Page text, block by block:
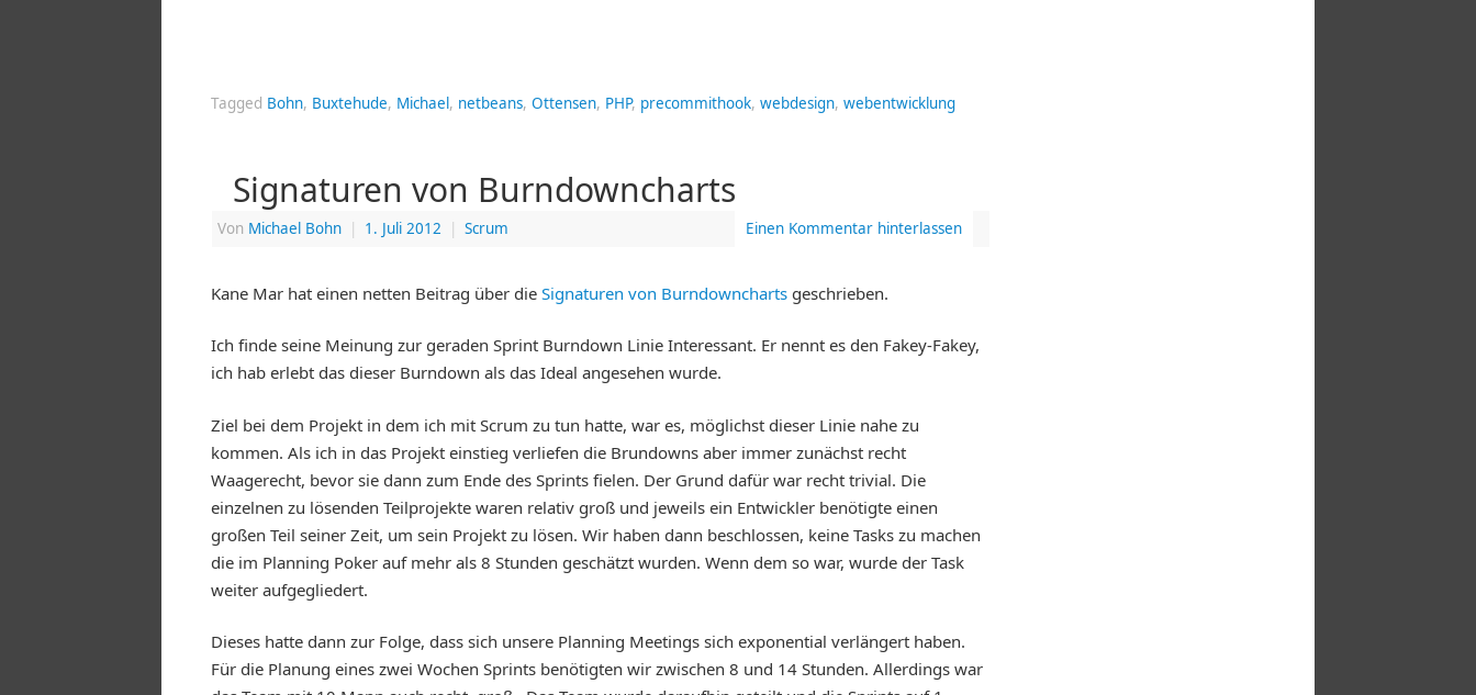
Tagged Bohn, Buxtehude, Michael, netbeans, Ottensen, PHP, precommithook, webdesign, webentwicklung
Signaturen von Burndowncharts
Von Michael Bohn | 1. Juli 2012 | Scrum Einen Kommentar hinterlassen
Kane Mar hat einen netten Beitrag über die Signaturen von Burndowncharts geschrieben.
Ich finde seine Meinung zur geraden Sprint Burndown Linie Interessant. Er nennt es den Fakey-Fakey,
ich hab erlebt das dieser Burndown als das Ideal angesehen wurde.
Ziel bei dem Projekt in dem ich mit Scrum zu tun hatte, war es, möglichst dieser Linie nahe zu
kommen. Als ich in das Projekt einstieg verliefen die Brundowns aber immer zunächst recht
Waagerecht, bevor sie dann zum Ende des Sprints fielen. Der Grund dafür war recht trivial. Die
einzelnen zu lösenden Teilprojekte waren relativ groß und jeweils ein Entwickler benötigte einen
großen Teil seiner Zeit, um sein Projekt zu lösen. Wir haben dann beschlossen, keine Tasks zu machen
die im Planning Poker auf mehr als 8 Stunden geschätzt wurden. Wenn dem so war, wurde der Task
weiter aufgegliedert.
Dieses hatte dann zur Folge, dass sich unsere Planning Meetings sich exponential verlängert haben.
Für die Planung eines zwei Wochen Sprints benötigten wir zwischen 8 und 14 Stunden. Allerdings war